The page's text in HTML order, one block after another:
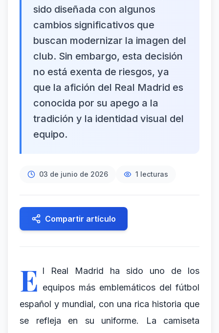
sido diseñada con algunos
cambios significativos que
buscan modernizar la imagen del
club. Sin embargo, esta decisión
no está exenta de riesgos, ya
que la afición del Real Madrid es
conocida por su apego a la
tradición y la identidad visual del
equipo.
03 de junio de 2026 1 lecturas
Compartir artículo
E l Real Madrid ha sido uno de los
equipos más emblemáticos del fútbol
español y mundial, con una rica historia que
se refleja en su uniforme. La camiseta